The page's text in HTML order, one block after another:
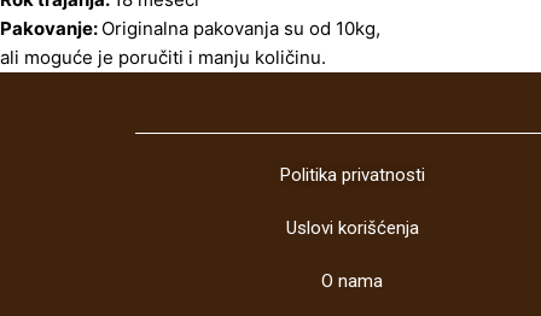
Pakovanje: Originalna pakovanja su od 10kg,
ali moguće je poručiti i manju količinu.
Politika privatnosti
Uslovi korišćenja
O nama